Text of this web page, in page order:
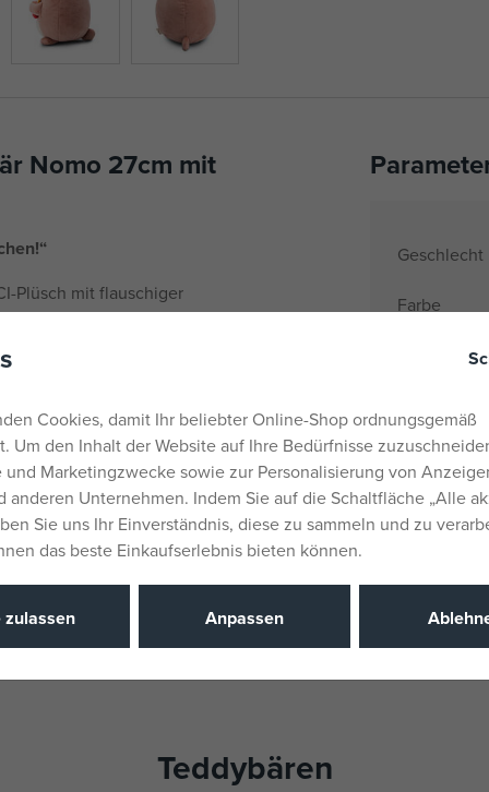
Nomo 27cm mit
Plüsch mit flauschiger
Moodi, einer Tüte
sanft in deine Arme und
ist im modernen
– ob als Spielzeug
Geschlecht
Farbe
Alter von
EANs
Teddybären
Cookies, damit Ihr beliebter Online-Shop ordnungsgemäß
Um den Inhalt der Website auf Ihre Bedürfnisse
und Marketingzwecke sowie zur Personalisierung von
anderen Unternehmen. Indem Sie auf die Schaltfläche „Alle
Sie uns Ihr Einverständnis, diese zu sammeln und zu
das beste Einkaufserlebnis bieten können.
zulassen Anpassen